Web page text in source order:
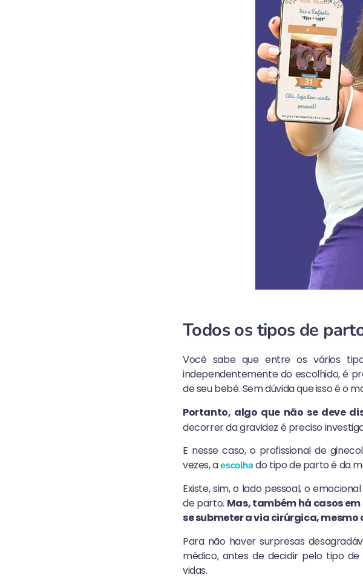
Todos os tipos de
Você sabe que entre os vários
independentemente do escolhido, é
de seu bebê. Sem dúvida que isso é o
Portanto, algo que não se deve
decorrer da gravidez é preciso
E nesse caso, o profissional de
vezes, aescolhado tipo de parto é da
Existe, sim, o lado pessoal, o
de parto. Mas, também há casos
se submeter a via cirúrgica, mesmo
Para não haver surpresas
médico, antes de decidir pelo tipo
vidas.